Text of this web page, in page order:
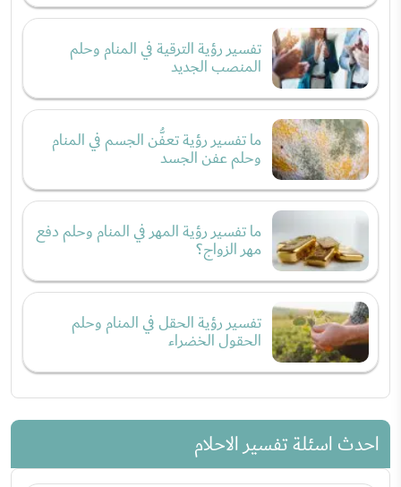
تفسير رؤية الترقية في المنام وحلم
المنصب الجديد
ما تفسير رؤية تعفُّن الجسم في المنام
وحلم عفن الجسد
ما تفسير رؤية المهر في المنام وحلم دفع
مهر الزواج؟
تفسير رؤية الحقل في المنام وحلم
الحقول الخضراء
احدث اسئلة تفسير الاحلام